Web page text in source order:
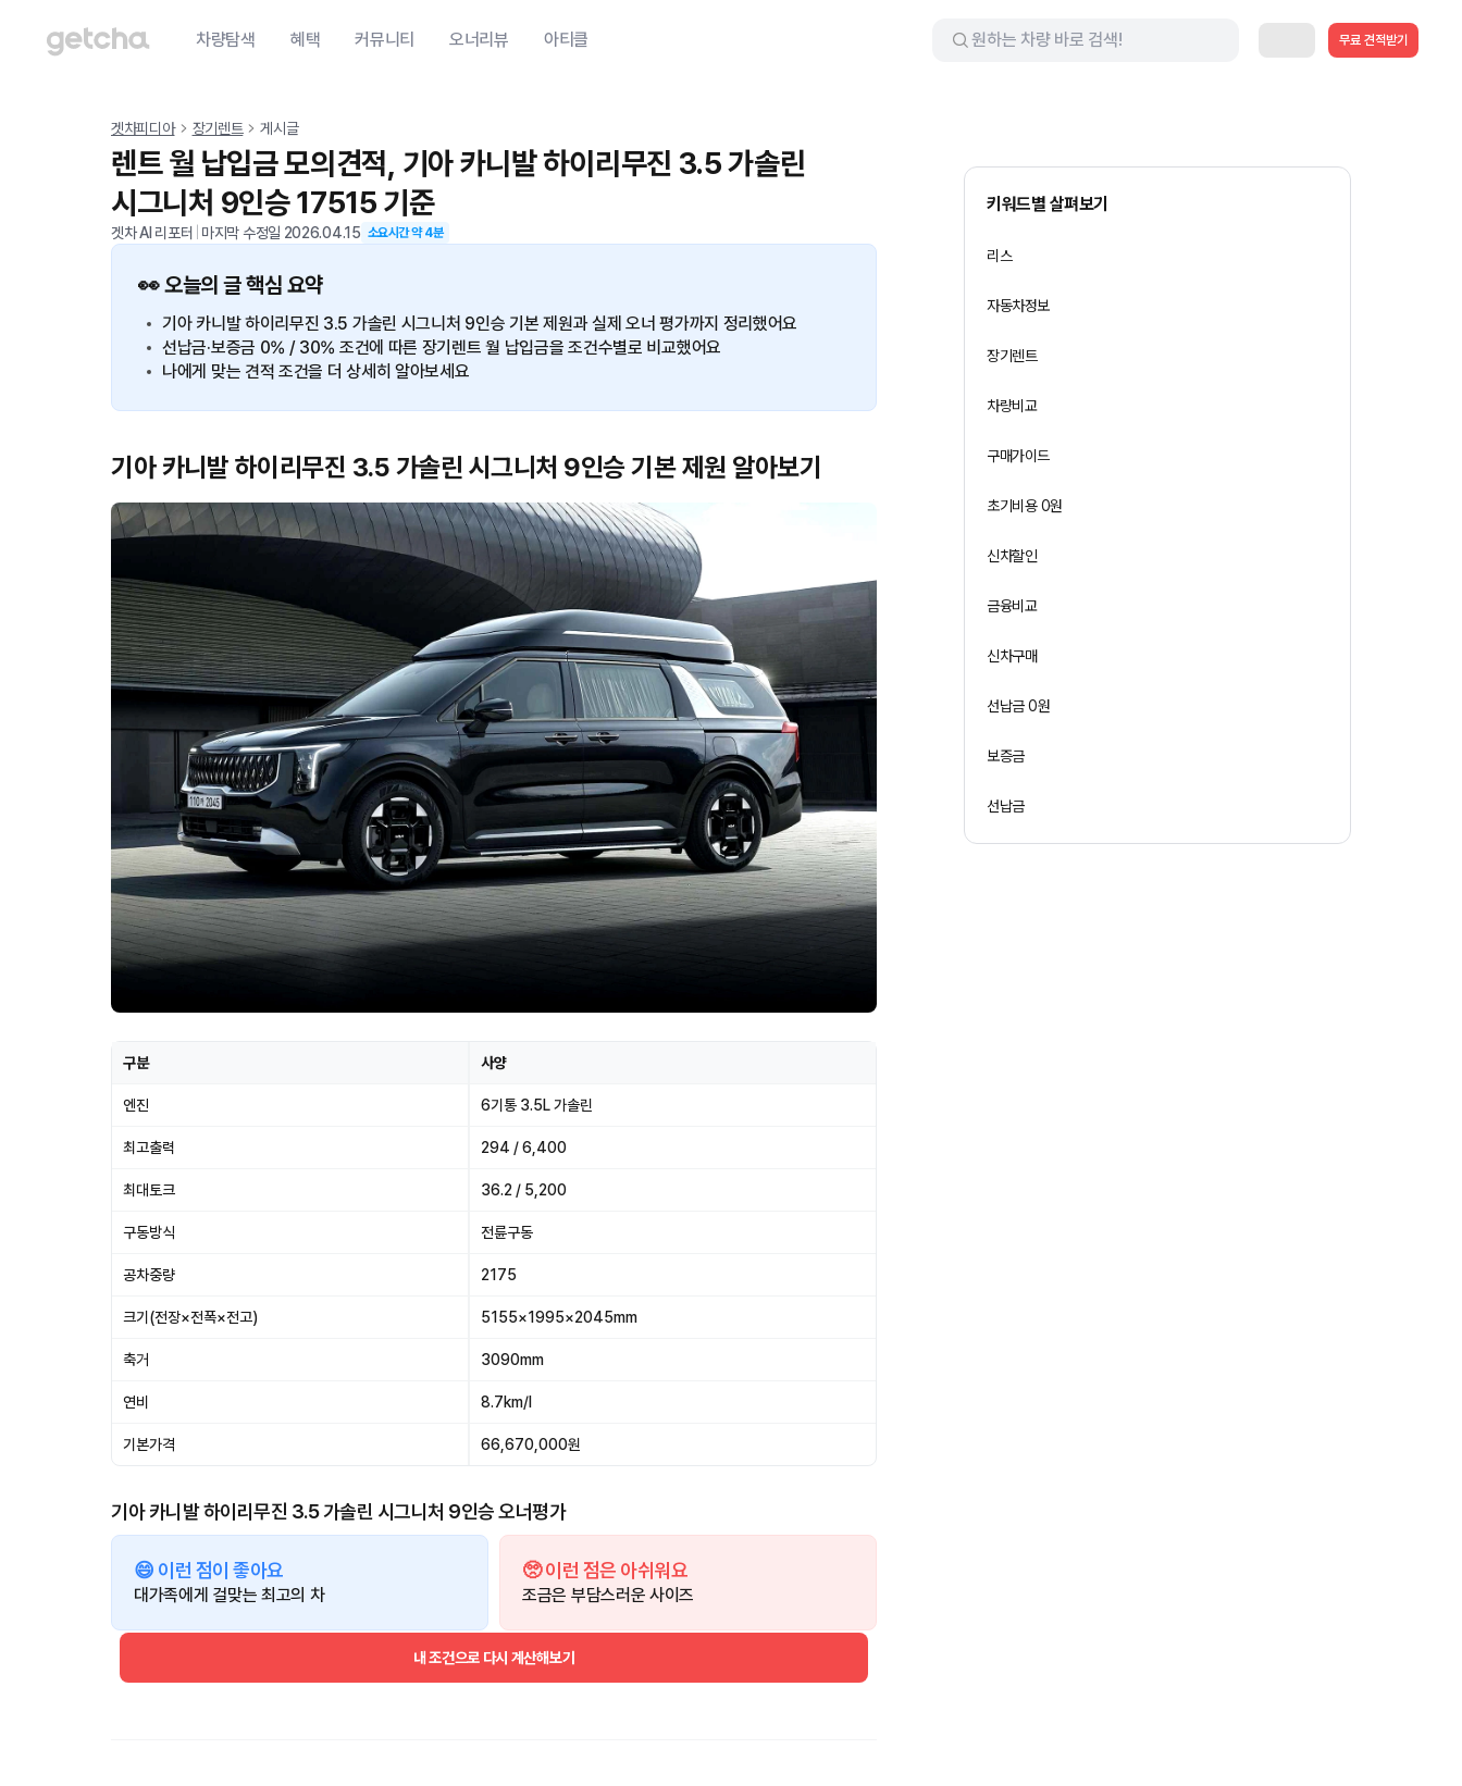
차량탐색 혜택 커뮤니티 오너리뷰 아티클 무료 견적받기
겟차피디아 장기렌트 게시글
렌트 월 납입금 모의견적, 기아 카니발 하이리무진 3.5 가솔린
시그니처 9인승 17515 기준
겟차 AI 리포터 마지막 수정일 2026.04.15 소요시간 약4분
👀 오늘의 글 핵심 요약
기아 카니발 하이리무진 3.5 가솔린 시그니처 9인승 기본 제원과 실제 오너 평가까지 정리했어요
선납금·보증금 0% / 30% 조건에 따른 장기렌트 월 납입금을 조건수별로 비교했어요
나에게 맞는 견적 조건을 더 상세히 알아보세요
기아 카니발 하이리무진 3.5 가솔린 시그니처 9인승 기본 제원 알아보기
구분 사양
엔진 6기통 3.5L 가솔린
최고출력 294 / 6,400
최대토크 36.2 / 5,200
구동방식 전륜구동
공차중량 2175
크기(전장×전폭×전고) 5155×1995×2045mm
축거 3090mm
연비 8.7km/l
기본가격 66,670,000원
기아 카니발 하이리무진 3.5 가솔린 시그니처 9인승 오너평가
😄 이런 점이 좋아요
대가족에게 걸맞는 최고의 차
🥺 이런 점은 아쉬워요
조금은 부담스러운 사이즈
내 조건으로 다시 계산해보기
키워드별 살펴보기
리스
자동차정보
장기렌트
차량비교
구매가이드
초기비용 0원
신차할인
금융비교
신차구매
선납금 0원
보증금
선납금